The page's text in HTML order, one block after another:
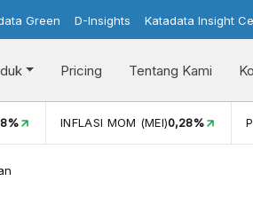
Green D-Insights Katadata Insight
Pricing Tentang Kami
INFLASI MOM (MEI)0,28%